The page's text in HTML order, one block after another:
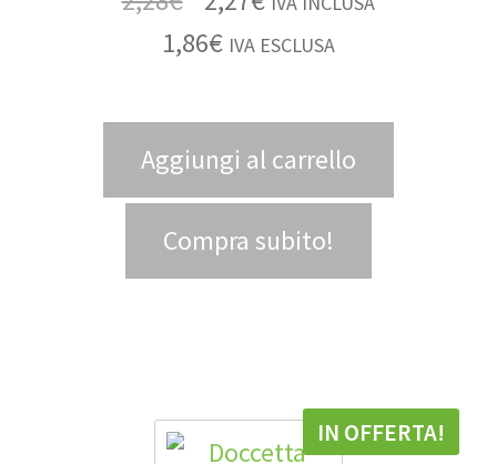
1,86€ IVA ESCLUSA
Aggiungi al carrello
Compra subito!
IN OFFERTA!